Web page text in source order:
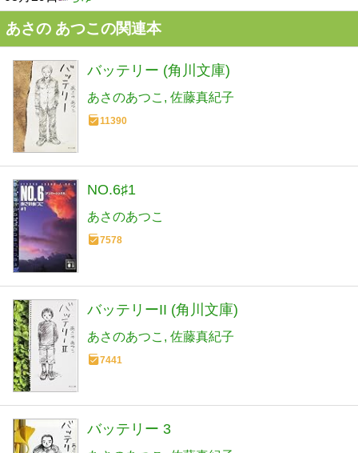
あさの あつこの関連本
バッテリー (角川文庫)
あさのあつこ 佐藤真紀子
11390
NO.6♯1
あさのあつこ
7578
バッテリーII (角川文庫)
あさのあつこ 佐藤真紀子
7441
バッテリー 3